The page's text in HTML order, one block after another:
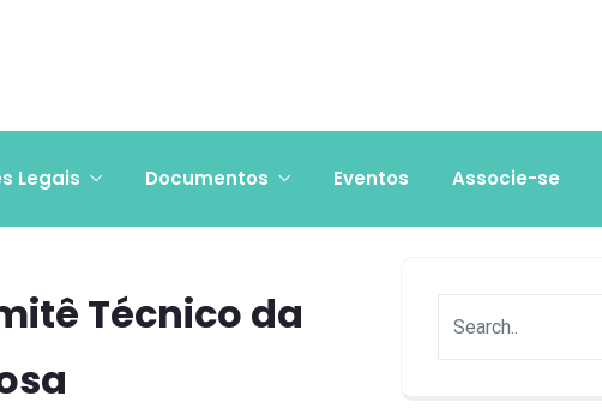
Legais Documentos Eventos Associe-se
Técnico da